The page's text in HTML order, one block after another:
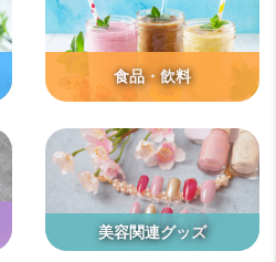
食品・飲料
美容関連グッズ